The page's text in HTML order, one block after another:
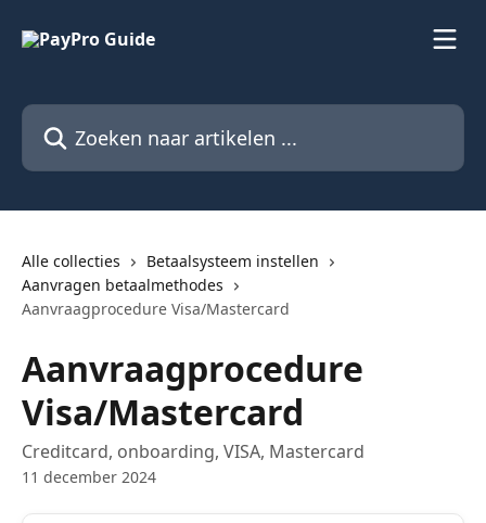
Zoeken naar artikelen ...
Alle collecties
Betaalsysteem instellen
Aanvragen betaalmethodes
Aanvraagprocedure Visa/Mastercard
Aanvraagprocedure
Visa/Mastercard
Creditcard, onboarding, VISA, Mastercard
11 december 2024